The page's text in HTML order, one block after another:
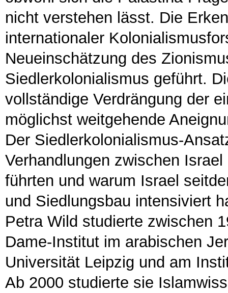
nicht verstehen lässt. Die
internationaler
Neueinschätzung des
Siedlerkolonialismus geführt.
vollständige Verdrängung der
möglichst weitgehende
Der Siedlerkolonialismus-
Verhandlungen zwischen
führten und warum Israel
und Siedlungsbau intensiviert
Petra Wild studierte zwischen
Dame-Institut im arabischen
Universität Leipzig und am
Ab 2000 studierte sie